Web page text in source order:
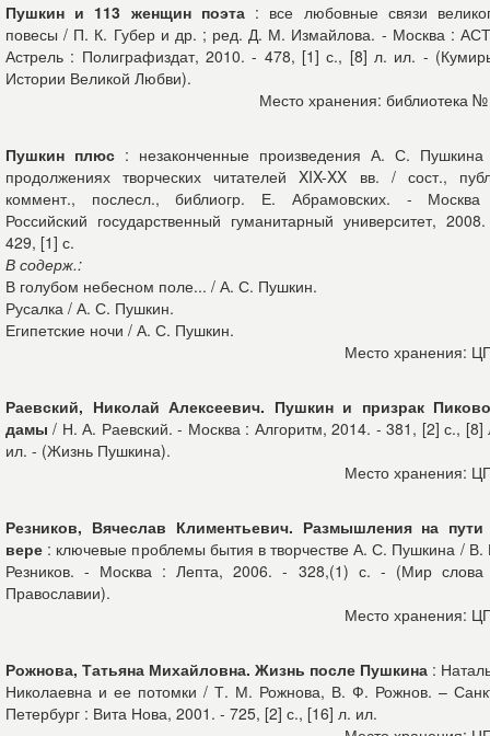
Пушкин и 113 женщин поэта: все любовные связи
повесы / П. К. Губер и др. ; ред. Д. М. Измайлова. - Москва :
Астрель : Полиграфиздат, 2010. - 478, [1] с., [8] л. ил. -
Истории Великой Любви).
Место хранения: библиотека
Пушкин плюс : незаконченные произведения А. С.
продолжениях творческих читателей XIX-XX вв. / сост.,
коммент., послесл., библиогр. Е. Абрамовских. -
Российский государственный гуманитарный университет,
429, [1] с.
В содерж.:
В голубом небесном поле... / А. С. Пушкин.
Русалка / А. С. Пушкин.
Египетские ночи / А. С. Пушкин.
Место хранения:
Раевский, Николай Алексеевич. Пушкин и призрак
дамы/ Н. А. Раевский. - Москва : Алгоритм, 2014. - 381, [2] с., [8]
ил. - (Жизнь Пушкина).
Место хранения:
Резников, Вячеслав Климентьевич. Размышления на пути
вере : ключевые проблемы бытия в творчестве А. С. Пушкина / В.
Резников. - Москва : Лепта, 2006. - 328,(1) с. - (Мир слова
Православии).
Место хранения:
Рожнова, Татьяна Михайловна. Жизнь после Пушкина :
Николаевна и ее потомки / Т. М. Рожнова, В. Ф. Рожнов. –
Петербург : Вита Нова, 2001. - 725, [2] с., [16] л. ил.